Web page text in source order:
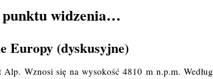
widzenia…
Europy (dyskusyjne)
Wznosi się na wysokość 4810 m n.p.m. Według